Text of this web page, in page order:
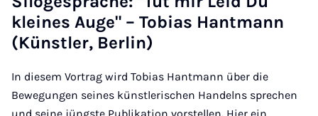
kleines Auge" – To­bi­as Hant­mann
(Künst­ler, Ber­lin)
In diesem Vortrag wird Tobias Hantmann über die
Bewegungen seines künstlerischen Handelns sprechen